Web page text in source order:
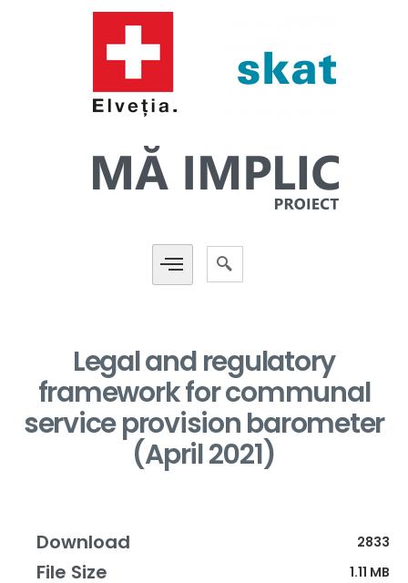
Legal and regulatory
framework for communal
service provision barometer
(April 2021)
Download 2833
File Size 1.11 MB